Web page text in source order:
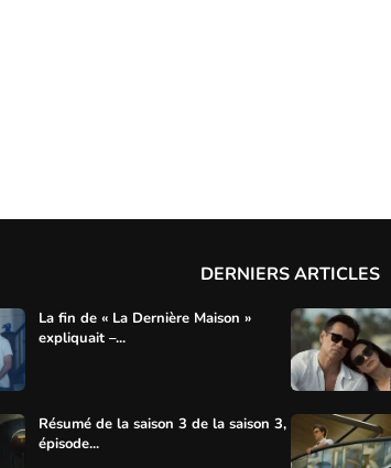
DERNIERS ARTICLES
La fin de « La Dernière Maison »
expliquait –...
Résumé de la saison 3 de la saison 3,
épisode...